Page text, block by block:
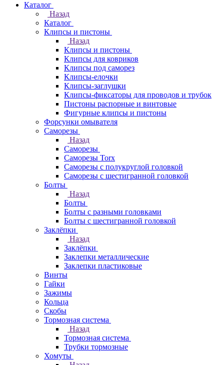
Каталог
Назад
Каталог
Клипсы и пистоны
Назад
Клипсы и пистоны
Клипсы для ковриков
Клипсы под саморез
Клипсы-елочки
Клипсы-заглушки
Клипсы-фиксаторы для проводов и трубок
Пистоны распорные и винтовые
Фигурные клипсы и пистоны
Форсунки омывателя
Саморезы
Назад
Саморезы
Саморезы Torx
Саморезы с полукруглой головкой
Саморезы с шестигранной головкой
Болты
Назад
Болты
Болты с разными головками
Болты с шестигранной головкой
Заклёпки
Назад
Заклёпки
Заклепки металлические
Заклепки пластиковые
Винты
Гайки
Зажимы
Кольца
Скобы
Тормозная система
Назад
Тормозная система
Трубки тормозные
Хомуты